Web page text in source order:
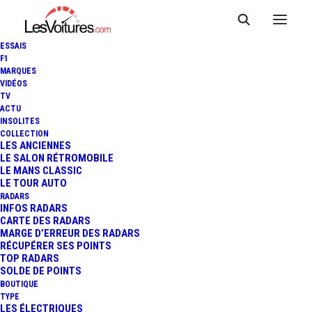
ESSAIS
F1
MARQUES
VIDÉOS
TV
ACTU
INSOLITES
COLLECTION
LES ANCIENNES
LE SALON RÉTROMOBILE
LE MANS CLASSIC
LE TOUR AUTO
RADARS
INFOS RADARS
CARTE DES RADARS
MARGE D’ERREUR DES RADARS
RÉCUPÉRER SES POINTS
TOP RADARS
SOLDE DE POINTS
BOUTIQUE
TYPE
LES ÉLECTRIQUES
9 juin 2013
VIDÉO : LOEB À L’ESSAI